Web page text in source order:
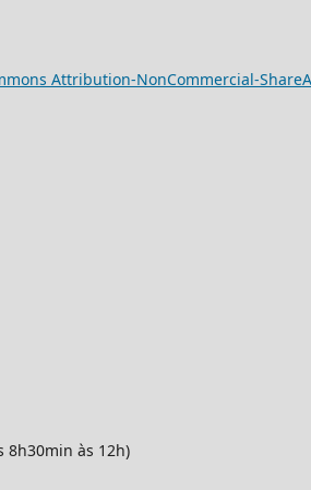
Attribution-NonCommercial-
8h30min às 12h)